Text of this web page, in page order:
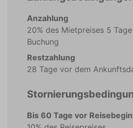
Anzahlung
20% des Mietpreises 5
Buchung
Restzahlung
28 Tage vor dem
Bis 60 Tage vor